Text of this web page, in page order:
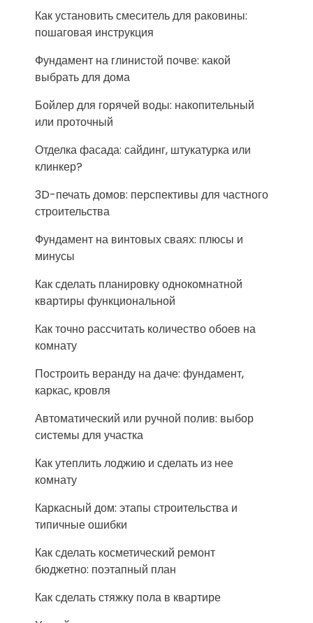
Как установить смеситель для раковины:
пошаговая инструкция
Фундамент на глинистой почве: какой
выбрать для дома
Бойлер для горячей воды: накопительный
или проточный
Отделка фасада: сайдинг, штукатурка или
клинкер?
3D-печать домов: перспективы для частного
строительства
Фундамент на винтовых сваях: плюсы и
минусы
Как сделать планировку однокомнатной
квартиры функциональной
Как точно рассчитать количество обоев на
комнату
Построить веранду на даче: фундамент,
каркас, кровля
Автоматический или ручной полив: выбор
системы для участка
Как утеплить лоджию и сделать из нее
комнату
Каркасный дом: этапы строительства и
типичные ошибки
Как сделать косметический ремонт
бюджетно: поэтапный план
Как сделать стяжку пола в квартире